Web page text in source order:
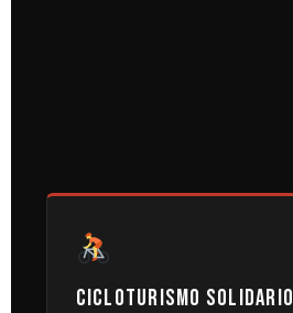
Cicloturismo Solidario